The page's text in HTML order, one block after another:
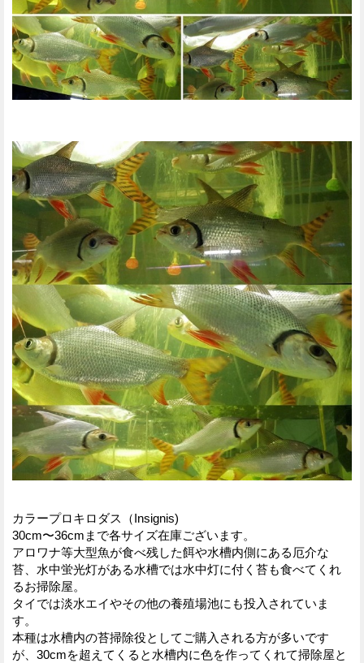
カラープロキロダス（Insignis)
30cm〜36cmまで各サイズ在庫ございます。
アロワナ等大型魚が食べ残した餌や水槽内側にある厄介な
苔、水中蛍光灯がある水槽では水中灯に付く苔も食べてくれ
るお掃除屋。
タイでは淡水エイやその他の養殖場池にも投入されていま
す。
本種は水槽内の苔掃除役としてご購入される方が多いです
が、30cmを超えてくると水槽内に色を作ってくれて掃除屋と